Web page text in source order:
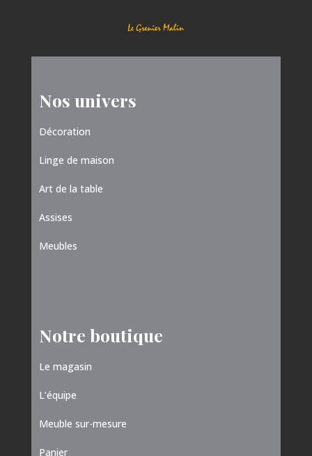
Nos univers
Décoration
Linge de maison
Art de la table
Assises
Meubles
Notre boutique
Le magasin
L’équipe
Meuble sur-mesure
Panier